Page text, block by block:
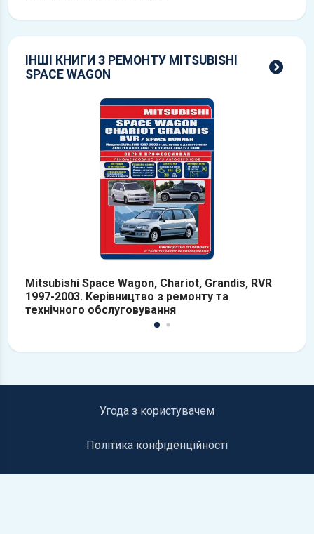
ІНШІ КНИГИ З РЕМОНТУ MITSUBISHI
SPACE WAGON
Mitsubishi Space Wagon, Chariot, Grandis, RVR
1997-2003. Керівництво з ремонту та
технічного обслуговування
Угода з користувачем
Політика конфіденційності